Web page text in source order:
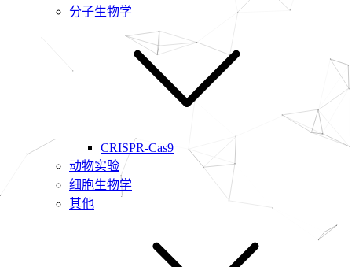
分子生物学
CRISPR-Cas9
动物实验
细胞生物学
其他